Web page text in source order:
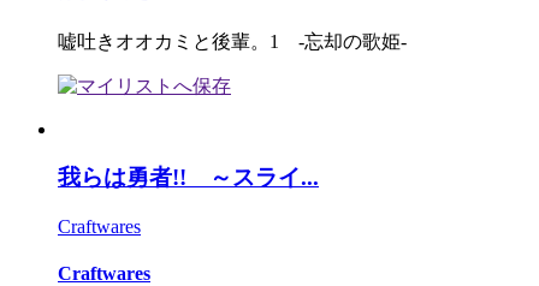
嘘吐きオオカミと後輩。1 -忘却の歌姫-
我らは勇者!! ～スライ...
Craftwares
Craftwares